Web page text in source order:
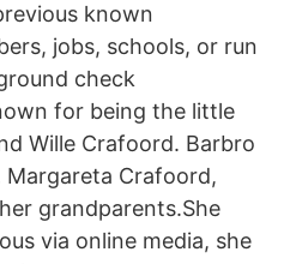
known
jobs, schools, or run
check
for being the little
Wille Crafoord. Barbro
Margareta Crafoord,
grandparents.She
via online media, she